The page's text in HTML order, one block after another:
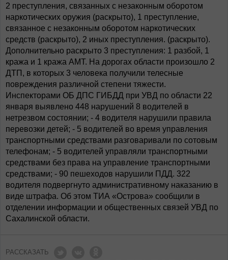
2 преступления, связанных с незаконным оборотом
наркотических оружия (раскрыто), 1 преступление,
связанное с незаконным оборотом наркотических
средств (раскрыто), 2 иных преступления. (раскрыто).
Дополнительно раскрыто 3 преступления: 1 разбой, 1
кража и 1 кража АМТ. На дорогах области произошло 2
ДТП, в которых 3 человека получили телесные
повреждения различной степени тяжести.
Инспекторами ОБ ДПС ГИБДД при УВД по области 22
января выявлено 448 нарушений 8 водителей в
нетрезвом состоянии; - 4 водителя нарушили правила
перевозки детей; - 5 водителей во время управления
транспортными средствами разговаривали по сотовым
телефонам; - 5 водителей управляли транспортными
средствами без права на управление транспортными
средствами; - 90 пешеходов нарушили ПДД. 322
водителя подвергнуто административному наказанию в
виде штрафа. Об этом ТИА «Острова» сообщили в
отделении информации и общественных связей УВД по
Сахалинской области.
РАССКАЗАТЬ